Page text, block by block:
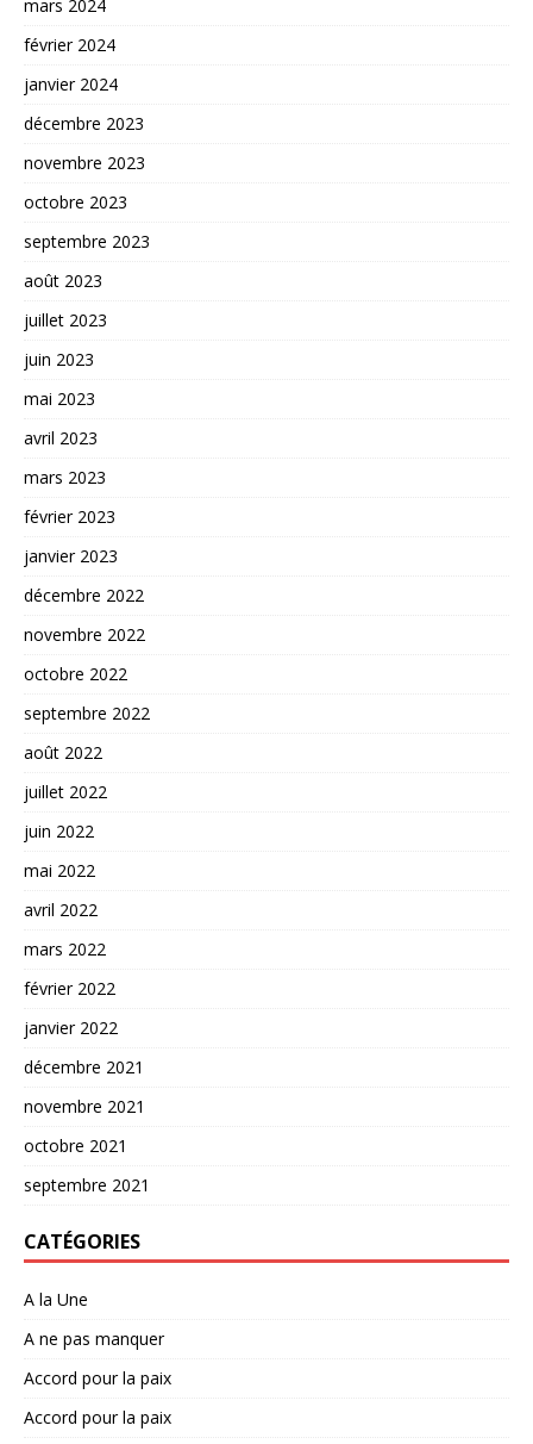
mars 2024
février 2024
janvier 2024
décembre 2023
novembre 2023
octobre 2023
septembre 2023
août 2023
juillet 2023
juin 2023
mai 2023
avril 2023
mars 2023
février 2023
janvier 2023
décembre 2022
novembre 2022
octobre 2022
septembre 2022
août 2022
juillet 2022
juin 2022
mai 2022
avril 2022
mars 2022
février 2022
janvier 2022
décembre 2021
novembre 2021
octobre 2021
septembre 2021
CATÉGORIES
A la Une
A ne pas manquer
Accord pour la paix
Accord pour la paix